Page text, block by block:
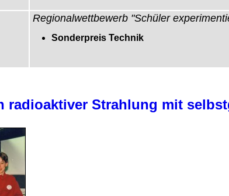
Regionalwettbewerb "Schüler
Sonderpreis Technik
radioaktiver Strahlung mit